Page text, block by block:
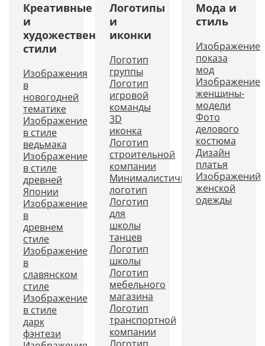
Креативные
и
художественные
стили
Изображения
в
новогодней
тематике
Изображение
в стиле
ведьмака
Изображение
в стиле
древней
Японии
Изображение
в
древнем
стиле
Изображение
в
славянском
стиле
Изображение
в стиле
дарк
фэнтези
Логотипы
и
иконки
Логотип
группы
Логотип
игровой
команды
3D
иконка
Логотип
строительной
компании
Минималистичный
логотип
Логотип
для
школы
танцев
Логотип
школы
Логотип
мебельного
магазина
Логотип
транспортной
компании
Мода и
стиль
Изображение
показа
мод
Изображение
женщины-
модели
Фото
делового
костюма
Дизайн
платья
Изображений
женской
одежды